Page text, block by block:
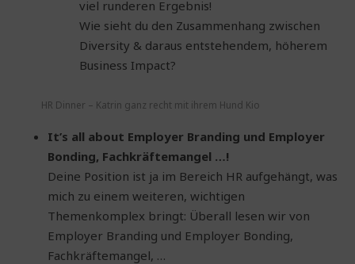
viel runderen Ergebnis!
Wie sieht du den Zusammenhang zwischen
Diversity & daraus entstehendem, höherem
Business Impact?
HR Dinner – Katrin ganz recht mit ihrem Hund Kio
It’s all about Employer Branding und Employer
Bonding, Fachkräftemangel …!
Deine Position ist ja im Bereich HR aufgehängt, was
mich zu einem weiteren, wichtigen
Themenkomplex bringt: Überall lesen wir von
Employer Branding und Employer Bonding,
Fachkräftemangel, …